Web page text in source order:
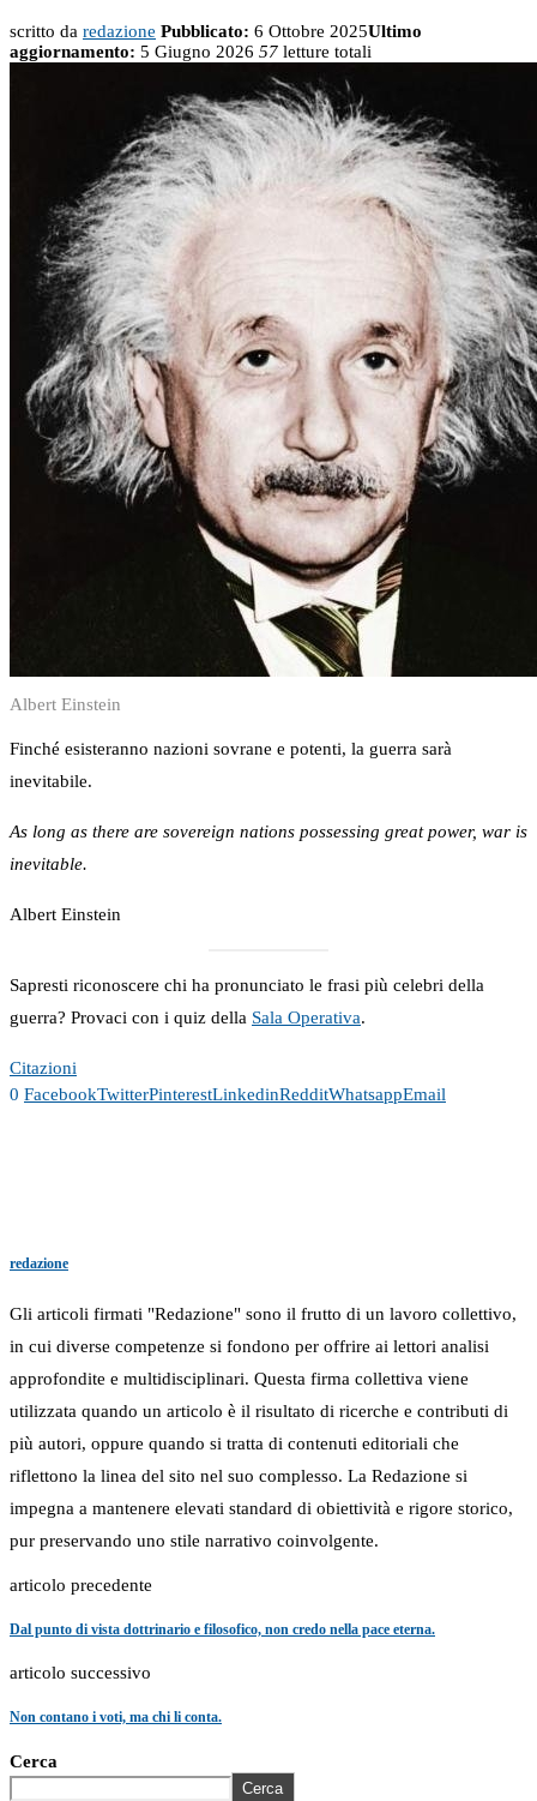
scritto da redazione Pubblicato: 6 Ottobre 2025Ultimo
aggiornamento: 5 Giugno 2026 57 letture totali
Albert Einstein
Finché esisteranno nazioni sovrane e potenti, la guerra sarà
inevitabile.
As long as there are sovereign nations possessing great power, war is
inevitable.
Albert Einstein
Sapresti riconoscere chi ha pronunciato le frasi più celebri della
guerra? Provaci con i quiz della Sala Operativa.
Citazioni
0 FacebookTwitterPinterestLinkedinRedditWhatsappEmail
redazione
Gli articoli firmati "Redazione" sono il frutto di un lavoro collettivo,
in cui diverse competenze si fondono per offrire ai lettori analisi
approfondite e multidisciplinari. Questa firma collettiva viene
utilizzata quando un articolo è il risultato di ricerche e contributi di
più autori, oppure quando si tratta di contenuti editoriali che
riflettono la linea del sito nel suo complesso. La Redazione si
impegna a mantenere elevati standard di obiettività e rigore storico,
pur preservando uno stile narrativo coinvolgente.
articolo precedente
Dal punto di vista dottrinario e filosofico, non credo nella pace eterna.
articolo successivo
Non contano i voti, ma chi li conta.
Cerca
Cerca